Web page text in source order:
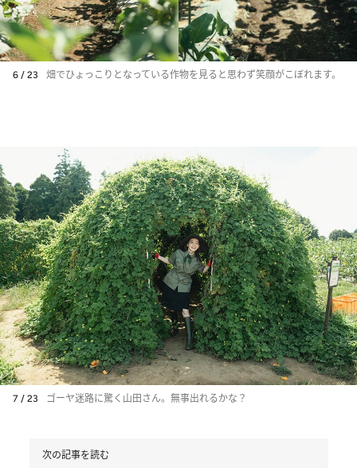
6 / 23 畑でひょっこりとなっている作物を見ると思わず笑顔がこぼれます。
7 / 23 ゴーヤ迷路に驚く山田さん。無事出れるかな？
次の記事を読む